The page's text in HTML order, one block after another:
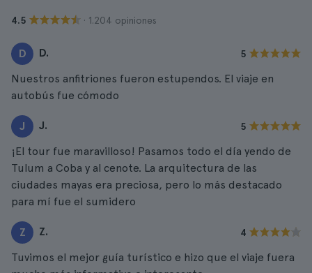
4.5 · 1.204 opiniones
D D. 5
Nuestros anfitriones fueron estupendos. El viaje en
autobús fue cómodo
J J. 5
¡El tour fue maravilloso! Pasamos todo el día yendo de
Tulum a Coba y al cenote. La arquitectura de las
ciudades mayas era preciosa, pero lo más destacado
para mí fue el sumidero
Z Z. 4
Tuvimos el mejor guía turístico e hizo que el viaje fuera